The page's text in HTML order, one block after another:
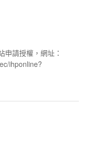
申請授權，網址：
ihponline?